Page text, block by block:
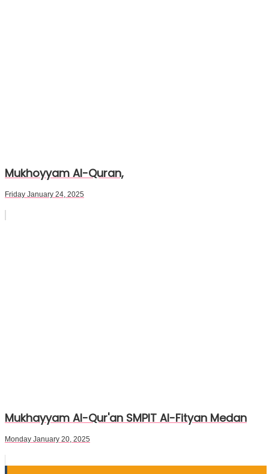
Mukhoyyam Al-Quran,
Friday January 24, 2025
Mukhayyam Al-Qur'an SMPIT Al-Fityan Medan
Monday January 20, 2025